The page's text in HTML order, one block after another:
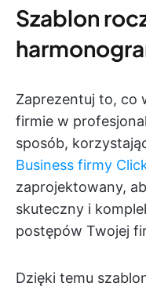
Szablon
Zaprezentuj to, co
firmie w
sposób,
Business firmy
zaprojektowany,
skuteczny i
postępów Twojej
Dzięki temu